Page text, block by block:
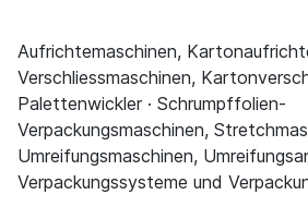
Aufrichtemaschinen,
Verschliessmaschinen,
Palettenwickler · Schrumpffolien-
Verpackungsmaschinen,
Umreifungsmaschinen,
Verpackungssysteme und